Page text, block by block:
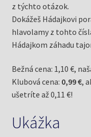
z týchto otázok.
Dokážeš Hádajkovi
hlavolamy z tohto
Hádajkom záhadu
Bežná cena: 1,10 €,
Klubová cena: 0,99 €,
ušetríte až 0,11 €!
Ukážka